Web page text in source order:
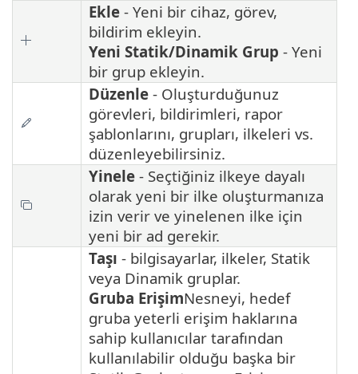
Ekle - Yeni bir cihaz, görev,
bildirim ekleyin.
Yeni Statik/Dinamik Grup - Yeni
bir grup ekleyin.
Düzenle - Oluşturduğunuz
görevleri, bildirimleri, rapor
şablonlarını, grupları, ilkeleri vs.
düzenleyebilirsiniz.
Yinele - Seçtiğiniz ilkeye dayalı
olarak yeni bir ilke oluşturmanıza
izin verir ve yinelenen ilke için
yeni bir ad gerekir.
Taşı - bilgisayarlar, ilkeler, Statik
veya Dinamik gruplar.
Gruba ErişimNesneyi, hedef
gruba yeterli erişim haklarına
sahip kullanıcılar tarafından
kullanılabilir olduğu başka bir